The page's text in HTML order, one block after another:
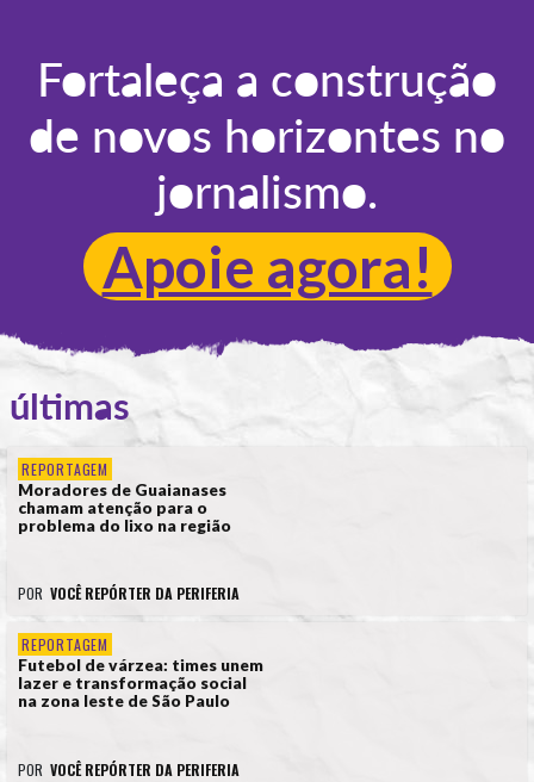
Fortaleça a construção
de novos horizontes no
jornalismo.
Apoie agora!
últimas
REPORTAGEM
Moradores de Guaianases
chamam atenção para o
problema do lixo na região
POR VOCÊ REPÓRTER DA PERIFERIA
REPORTAGEM
Futebol de várzea: times unem
lazer e transformação social
na zona leste de São Paulo
POR VOCÊ REPÓRTER DA PERIFERIA